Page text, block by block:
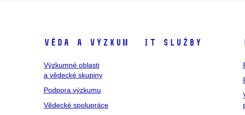
Věda a výzkum
Výzkumné oblasti
a vědecké skupiny
Podpora výzkumu
Vědecké spolupráce
IT služby